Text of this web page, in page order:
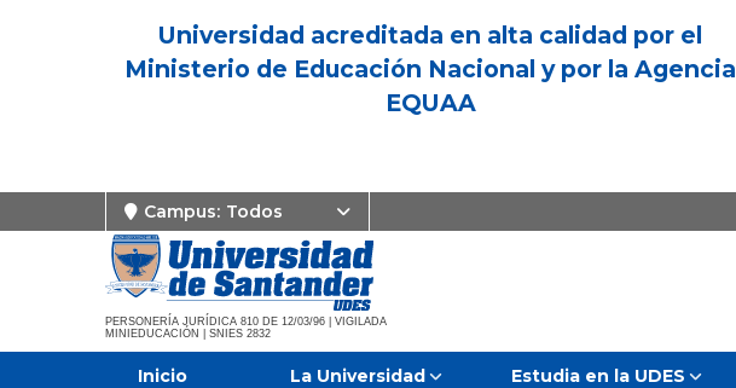
Universidad acreditada en alta calidad por el
Ministerio de Educación Nacional y por la Agencia
EQUAA
Campus: Todos
PERSONERÍA JURÍDICA 810 DE 12/03/96 | VIGILADA
MINIEDUCACIÓN | SNIES 2832
Inicio La Universidad Estudia en la UDES